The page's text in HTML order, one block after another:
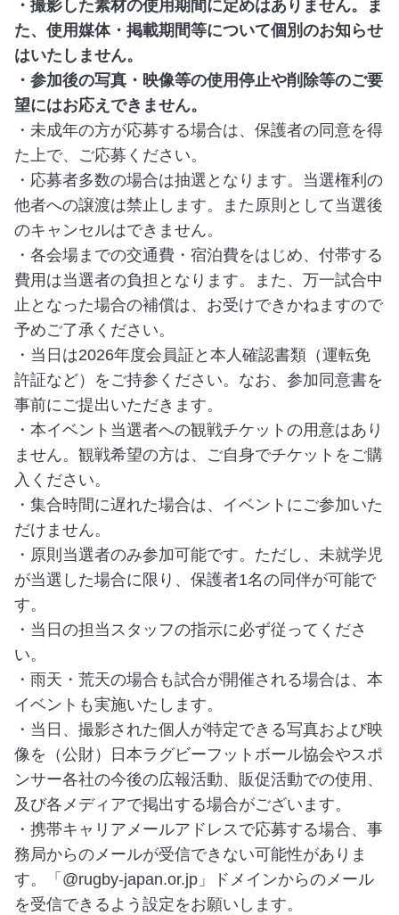
・撮影した素材の使用期間に定めはありません。ま
た、使用媒体・掲載期間等について個別のお知らせ
はいたしません。
・参加後の写真・映像等の使用停止や削除等のご要
望にはお応えできません。
・未成年の方が応募する場合は、保護者の同意を得
た上で、ご応募ください。
・応募者多数の場合は抽選となります。当選権利の
他者への譲渡は禁止します。また原則として当選後
のキャンセルはできません。
・各会場までの交通費・宿泊費をはじめ、付帯する
費用は当選者の負担となります。また、万一試合中
止となった場合の補償は、お受けできかねますので
予めご了承ください。
・当日は2026年度会員証と本人確認書類（運転免
許証など）をご持参ください。なお、参加同意書を
事前にご提出いただきます。
・本イベント当選者への観戦チケットの用意はあり
ません。観戦希望の方は、ご自身でチケットをご購
入ください。
・集合時間に遅れた場合は、イベントにご参加いた
だけません。
・原則当選者のみ参加可能です。ただし、未就学児
が当選した場合に限り、保護者1名の同伴が可能で
す。
・当日の担当スタッフの指示に必ず従ってくださ
い。
・雨天・荒天の場合も試合が開催される場合は、本
イベントも実施いたします。
・当日、撮影された個人が特定できる写真および映
像を（公財）日本ラグビーフットボール協会やスポ
ンサー各社の今後の広報活動、販促活動での使用、
及び各メディアで掲出する場合がございます。
・携帯キャリアメールアドレスで応募する場合、事
務局からのメールが受信できない可能性がありま
す。「@rugby-japan.or.jp」ドメインからのメール
を受信できるよう設定をお願いします。